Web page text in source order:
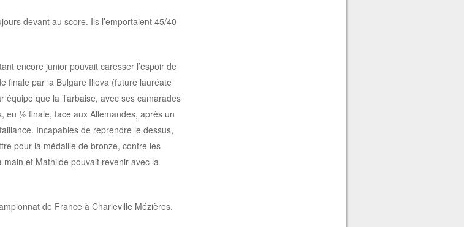
devant au score. Ils l’emportaient 45/40
encore junior pouvait caresser l’espoir de
finale par la Bulgare Ilieva (future lauréate
équipe que la Tarbaise, avec ses camarades
en ½ finale, face aux Allemandes, après un
Incapables de reprendre le dessus,
pour la médaille de bronze, contre les
et Mathilde pouvait revenir avec la
de France à Charleville Mézières.